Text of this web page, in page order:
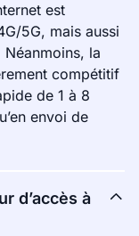
est
5G, mais aussi
la
compétitif
de 1 à 8
envoi de
d’accès à